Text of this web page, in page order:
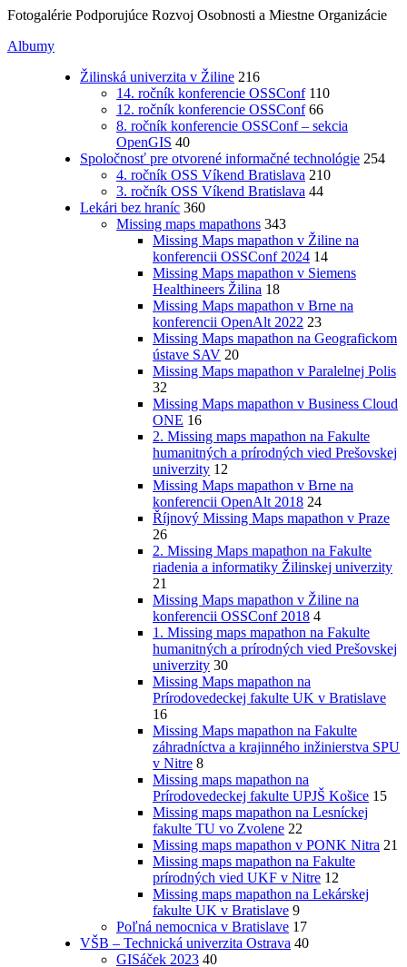
Fotogalérie Podporujúce Rozvoj Osobnosti a Miestne Organizácie
Albumy
Žilinská univerzita v Žiline 216
14. ročník konferencie OSSConf 110
12. ročník konferencie OSSConf 66
8. ročník konferencie OSSConf – sekcia
OpenGIS 40
Spoločnosť pre otvorené informačné technológie 254
4. ročník OSS Víkend Bratislava 210
3. ročník OSS Víkend Bratislava 44
Lekári bez hraníc 360
Missing maps mapathons 343
Missing Maps mapathon v Žiline na
konferencii OSSConf 2024 14
Missing Maps mapathon v Siemens
Healthineers Žilina 18
Missing Maps mapathon v Brne na
konferencii OpenAlt 2022 23
Missing Maps mapathon na Geografickom
ústave SAV 20
Missing Maps mapathon v Paralelnej Polis
32
Missing Maps mapathon v Business Cloud
ONE 16
2. Missing maps mapathon na Fakulte
humanitných a prírodných vied Prešovskej
univerzity 12
Missing Maps mapathon v Brne na
konferencii OpenAlt 2018 24
Říjnový Missing Maps mapathon v Praze
26
2. Missing Maps mapathon na Fakulte
riadenia a informatiky Žilinskej univerzity
21
Missing Maps mapathon v Žiline na
konferencii OSSConf 2018 4
1. Missing maps mapathon na Fakulte
humanitných a prírodných vied Prešovskej
univerzity 30
Missing Maps mapathon na
Prírodovedeckej fakulte UK v Bratislave
16
Missing Maps mapathon na Fakulte
záhradníctva a krajinného inžinierstva SPU
v Nitre 8
Missing maps mapathon na
Prírodovedeckej fakulte UPJŠ Košice 15
Missing maps mapathon na Lesníckej
fakulte TU vo Zvolene 22
Missing maps mapathon v PONK Nitra 21
Missing maps mapathon na Fakulte
prírodných vied UKF v Nitre 12
Missing maps mapathon na Lekárskej
fakulte UK v Bratislave 9
Poľná nemocnica v Bratislave 17
VŠB – Technická univerzita Ostrava 40
GISáček 2023 40